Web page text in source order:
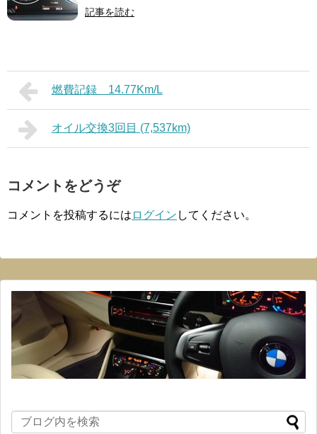
記事を読む
燃費記録 14.77Km/L
オイル交換3回目 (7,537km)
コメントをどうぞ
コメントを投稿するには ログイン してください。